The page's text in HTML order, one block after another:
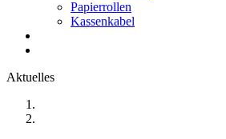
Papierrollen
Kassenkabel
Aktuelles